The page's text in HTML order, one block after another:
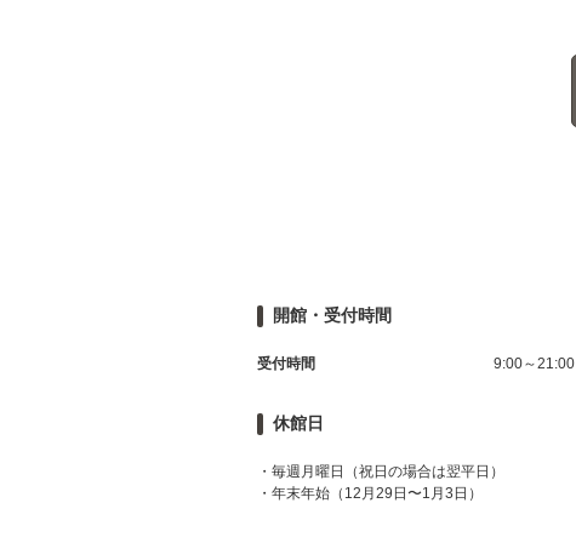
開館・受付時間
受付時間 9:00～21:00
休館日
・毎週月曜日（祝日の場合は翌平日）
・年末年始（12月29日〜1月3日）